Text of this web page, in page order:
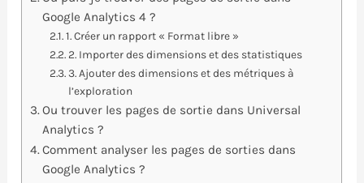
Google Analytics 4 ?
1. Créer un rapport « Format libre »
2. Importer des dimensions et des statistiques
3. Ajouter des dimensions et des métriques à
l’exploration
Ou trouver les pages de sortie dans Universal
Analytics ?
Comment analyser les pages de sorties dans
Google Analytics ?